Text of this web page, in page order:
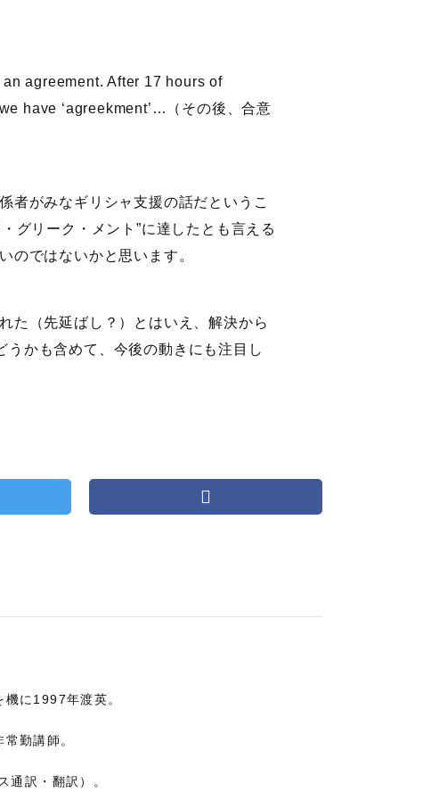
agreement. After 17 hours of
have ‘agreekment’…（その後、合意
者がみなギリシャ支援の話だというこ
グリーク・メント”に達したとも言える
のではないかと思います。
た（先延ばし？）とはいえ、解決から
かも含めて、今後の動きにも注目し
に1997年渡英。
勤講師。
通訳・翻訳）。